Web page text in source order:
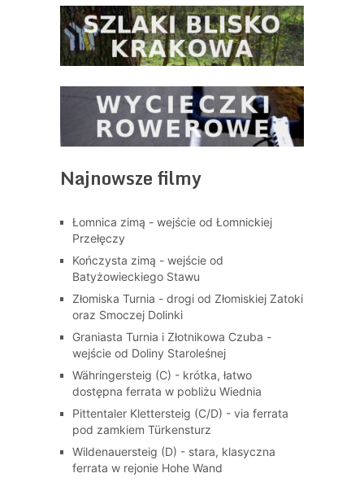
Najnowsze filmy
Łomnica zimą - wejście od Łomnickiej
Przełęczy
Kończysta zimą - wejście od
Batyżowieckiego Stawu
Złomiska Turnia - drogi od Złomiskiej Zatoki
oraz Smoczej Dolinki
Graniasta Turnia i Złotnikowa Czuba -
wejście od Doliny Staroleśnej
Währingersteig (C) - krótka, łatwo
dostępna ferrata w pobliżu Wiednia
Pittentaler Klettersteig (C/D) - via ferrata
pod zamkiem Türkensturz
Wildenauersteig (D) - stara, klasyczna
ferrata w rejonie Hohe Wand